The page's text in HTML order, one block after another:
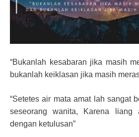
“Bukanlah kesabaran jika masih
bukanlah keiklasan jika masih
“Setetes air mata amat lah sangat
seseorang wanita, Karena liang
dengan ketulusan”